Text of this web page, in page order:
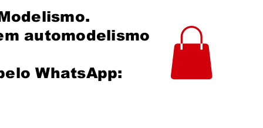
automodelismo
WhatsApp: